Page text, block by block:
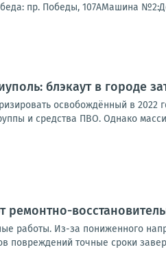
пр. Победы, 107АМашина
блэкаут в городе
освобождённый в 2022
и средства ПВО. Однако
работы. Из-за пониженного
повреждений точные сроки